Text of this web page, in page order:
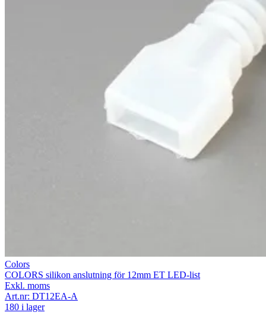
Colors
COLORS silikon anslutning för 12mm ET LED-list
Exkl. moms
Art.nr: DT12EA-A
180 i lager